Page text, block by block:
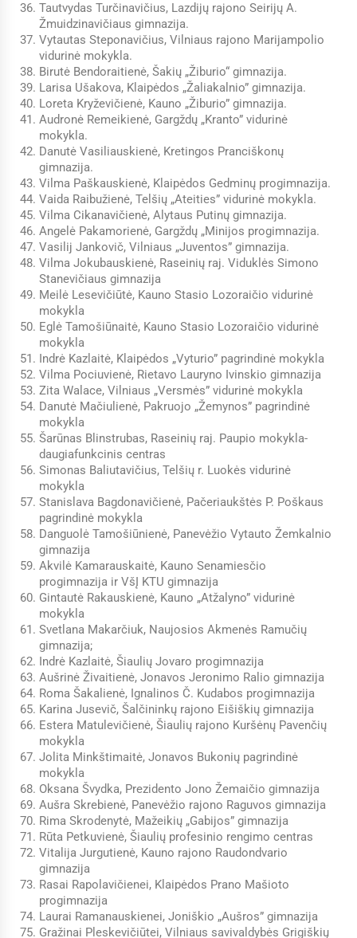
Tautvydas Turčinavičius, Lazdijų rajono Seirijų A.
Žmuidzinavičiaus gimnazija.
Vytautas Steponavičius, Vilniaus rajono Marijampolio
vidurinė mokykla.
Birutė Bendoraitienė, Šakių „Žiburio“ gimnazija.
Larisa Ušakova, Klaipėdos „Žaliakalnio” gimnazija.
Loreta Kryževičienė, Kauno „Žiburio” gimnazija.
Audronė Remeikienė, Gargždų „Kranto” vidurinė
mokykla.
Danutė Vasiliauskienė, Kretingos Pranciškonų
gimnazija.
Vilma Paškauskienė, Klaipėdos Gedminų progimnazija.
Vaida Raibužienė, Telšių „Ateities” vidurinė mokykla.
Vilma Cikanavičienė, Alytaus Putinų gimnazija.
Angelė Pakamorienė, Gargždų „Minijos progimnazija.
Vasilij Jankovič, Vilniaus „Juventos” gimnazija.
Vilma Jokubauskienė, Raseinių raj. Viduklės Simono
Stanevičiaus gimnazija
Meilė Lesevičiūtė, Kauno Stasio Lozoraičio vidurinė
mokykla
Eglė Tamošiūnaitė, Kauno Stasio Lozoraičio vidurinė
mokykla
Indrė Kazlaitė, Klaipėdos „Vyturio” pagrindinė mokykla
Vilma Pociuvienė, Rietavo Lauryno Ivinskio gimnazija
Zita Walace, Vilniaus „Versmės” vidurinė mokykla
Danutė Mačiulienė, Pakruojo „Žemynos” pagrindinė
mokykla
Šarūnas Blinstrubas, Raseinių raj. Paupio mokykla-
daugiafunkcinis centras
Simonas Baliutavičius, Telšių r. Luokės vidurinė
mokykla
Stanislava Bagdonavičienė, Pačeriaukštės P. Poškaus
pagrindinė mokykla
Danguolė Tamošiūnienė, Panevėžio Vytauto Žemkalnio
gimnazija
Akvilė Kamarauskaitė, Kauno Senamiesčio
progimnazija ir VšĮ KTU gimnazija
Gintautė Rakauskienė, Kauno „Atžalyno” vidurinė
mokykla
Svetlana Makarčiuk, Naujosios Akmenės Ramučių
gimnazija;
Indrė Kazlaitė, Šiaulių Jovaro progimnazija
Aušrinė Živaitienė, Jonavos Jeronimo Ralio gimnazija
Roma Šakalienė, Ignalinos Č. Kudabos progimnazija
Karina Jusevič, Šalčininkų rajono Eišiškių gimnazija
Estera Matulevičienė, Šiaulių rajono Kuršėnų Pavenčių
mokykla
Jolita Minkštimaitė, Jonavos Bukonių pagrindinė
mokykla
Oksana Švydka, Prezidento Jono Žemaičio gimnazija
Aušra Skrebienė, Panevėžio rajono Raguvos gimnazija
Rima Skrodenytė, Mažeikių „Gabijos” gimnazija
Rūta Petkuvienė, Šiaulių profesinio rengimo centras
Vitalija Jurgutienė, Kauno rajono Raudondvario
gimnazija
Rasai Rapolavičienei, Klaipėdos Prano Mašioto
progimnazija
Laurai Ramanauskienei, Joniškio „Aušros” gimnazija
Gražinai Pleskevičiūtei, Vilniaus savivaldybės Grigiškių